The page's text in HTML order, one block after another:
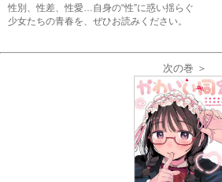
性別、性差、性愛…自身の“性”に惑い揺らぐ
少女たちの青春を、ぜひお読みください。
次の巻 ＞